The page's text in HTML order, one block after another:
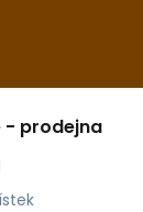
- prodejna